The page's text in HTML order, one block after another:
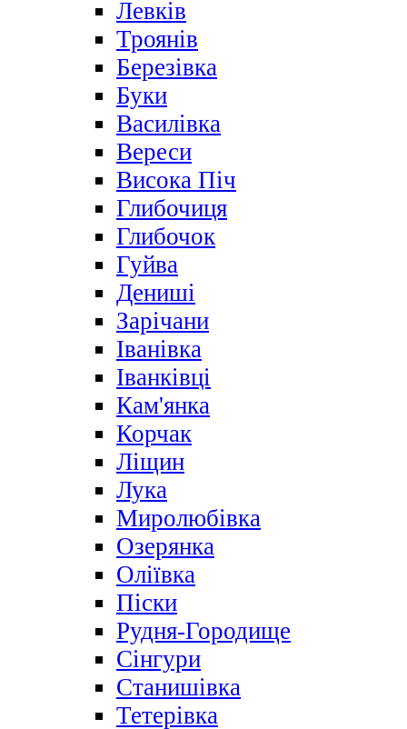
Левків
Троянів
Березівка
Буки
Василівка
Вереси
Висока Піч
Глибочиця
Глибочок
Гуйва
Дениші
Зарічани
Іванівка
Іванківці
Кам'янка
Корчак
Ліщин
Лука
Миролюбівка
Озерянка
Оліївка
Піски
Рудня-Городище
Сінгури
Станишівка
Тетерівка